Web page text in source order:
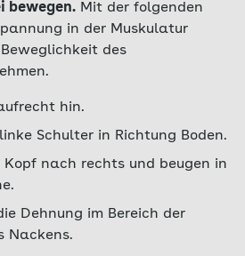
bewegen. Mit der folgenden
in der Muskulatur
des
hin.
Schulter in Richtung Boden.
Kopf nach rechts und beugen in
Dehnung im Bereich der
Nackens.